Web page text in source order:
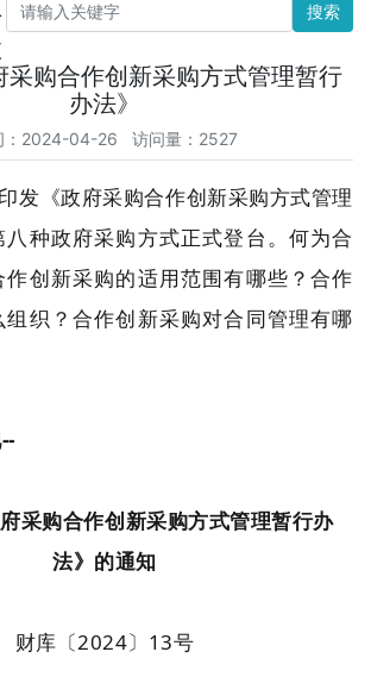
搜索
采购合作创新采购方式管理暂行
办法》
：2024-04-26 访问量：2527
发《政府采购合作创新采购方式管理
种政府采购方式正式登台。何为合
创新采购的适用范围有哪些？合作
织？合作创新采购对合同管理有哪
采购合作创新采购方式管理暂行办
法》的通知
财库〔2024〕13号